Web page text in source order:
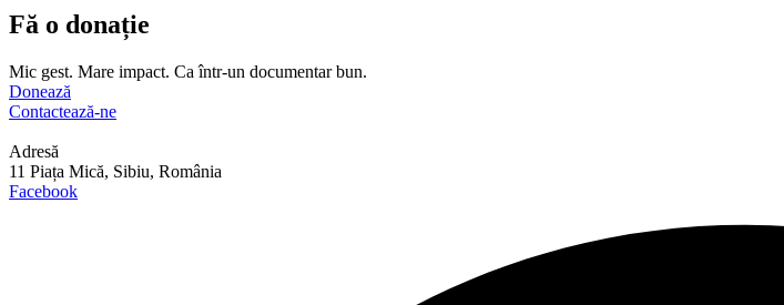
Fă o donație
Mic gest. Mare impact. Ca într-un documentar bun.
Donează
Contactează-ne
Adresă
11 Piața Mică, Sibiu, România
Facebook